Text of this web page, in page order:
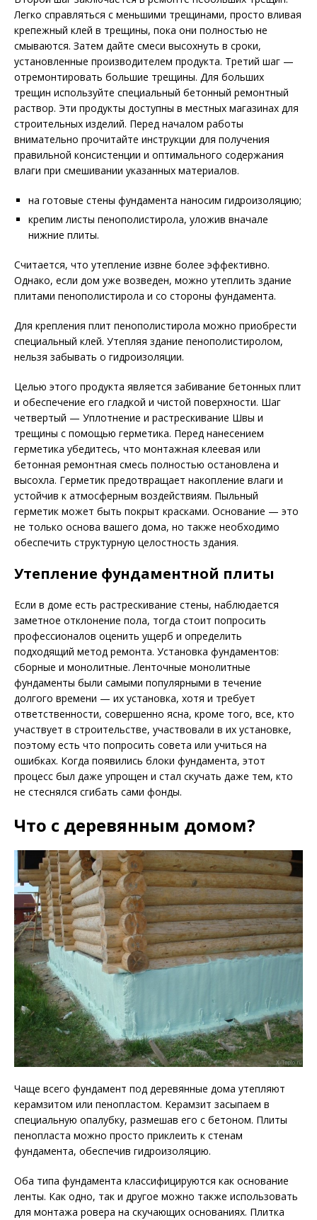
Легко справляться с меньшими трещинами, просто вливая
крепежный клей в трещины, пока они полностью не
смываются. Затем дайте смеси высохнуть в сроки,
установленные производителем продукта. Третий шаг —
отремонтировать большие трещины. Для больших
трещин используйте специальный бетонный ремонтный
раствор. Эти продукты доступны в местных магазинах для
строительных изделий. Перед началом работы
внимательно прочитайте инструкции для получения
правильной консистенции и оптимального содержания
влаги при смешивании указанных материалов.
на готовые стены фундамента наносим гидроизоляцию;
крепим листы пенополистирола, уложив вначале
нижние плиты.
Считается, что утепление извне более эффективно.
Однако, если дом уже возведен, можно утеплить здание
плитами пенополистирола и со стороны фундамента.
Для крепления плит пенополистирола можно приобрести
специальный клей. Утепляя здание пенополистиролом,
нельзя забывать о гидроизоляции.
Целью этого продукта является забивание бетонных плит
и обеспечение его гладкой и чистой поверхности. Шаг
четвертый — Уплотнение и растрескивание Швы и
трещины с помощью герметика. Перед нанесением
герметика убедитесь, что монтажная клеевая или
бетонная ремонтная смесь полностью остановлена ​​и
высохла. Герметик предотвращает накопление влаги и
устойчив к атмосферным воздействиям. Пыльный
герметик может быть покрыт красками. Основание — это
не только основа вашего дома, но также необходимо
обеспечить структурную целостность здания.
Утепление фундаментной плиты
Если в доме есть растрескивание стены, наблюдается
заметное отклонение пола, тогда стоит попросить
профессионалов оценить ущерб и определить
подходящий метод ремонта. Установка фундаментов:
сборные и монолитные. Ленточные монолитные
фундаменты были самыми популярными в течение
долгого времени — их установка, хотя и требует
ответственности, совершенно ясна, кроме того, все, кто
участвует в строительстве, участвовали в их установке,
поэтому есть что попросить совета или учиться на
ошибках. Когда появились блоки фундамента, этот
процесс был даже упрощен и стал скучать даже тем, кто
не стеснялся сгибать сами фонды.
Что с деревянным домом?
Чаще всего фундамент под деревянные дома утепляют
керамзитом или пенопластом. Керамзит засыпаем в
специальную опалубку, размешав его с бетоном. Плиты
пенопласта можно просто приклеить к стенам
фундамента, обеспечив гидроизоляцию.
Оба типа фундамента классифицируются как основание
ленты. Как одно, так и другое можно также использовать
для монтажа ровера на скучающих основаниях. Плитка